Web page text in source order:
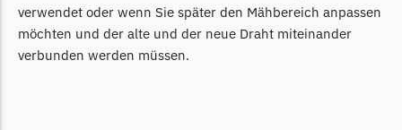
Medion
verwendet oder wenn Sie später den Mähbereich anpassen
möchten und der alte und der neue Draht miteinander
verbunden werden müssen.